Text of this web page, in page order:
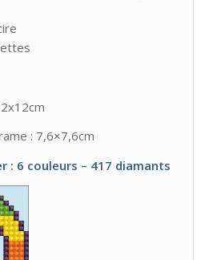
: 7,6×7,6cm
: 6 couleurs – 417 diamants